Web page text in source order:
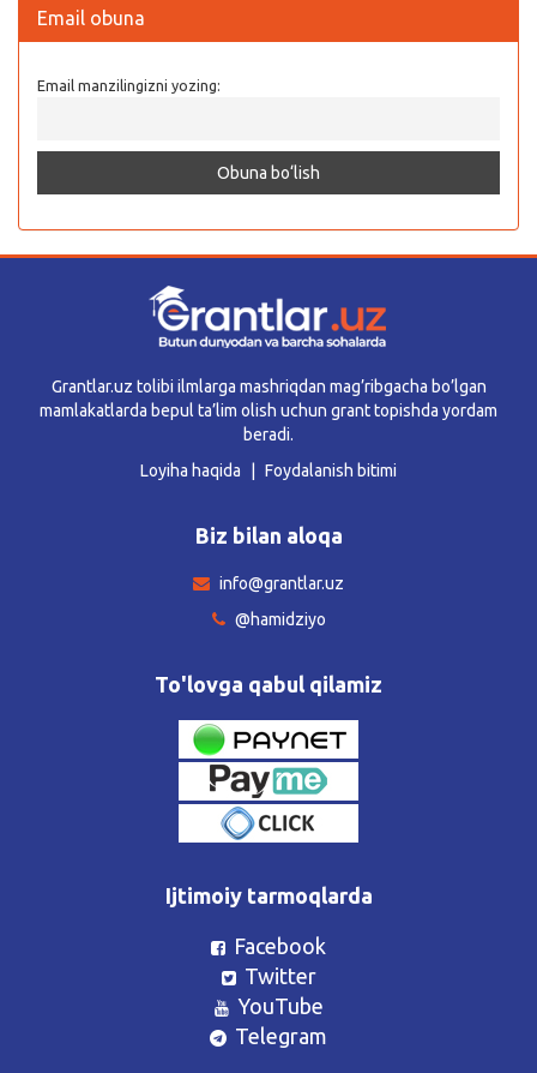
Email obuna
Email manzilingizni yozing:
Grantlar.uz tolibi ilmlarga mashriqdan mag’ribgacha bo’lgan
mamlakatlarda bepul ta’lim olish uchun grant topishda yordam
beradi.
Loyiha haqida
Foydalanish bitimi
Biz bilan aloqa
info@grantlar.uz
@hamidziyo
To'lovga qabul qilamiz
Ijtimoiy tarmoqlarda
Facebook
Twitter
YouTube
Telegram